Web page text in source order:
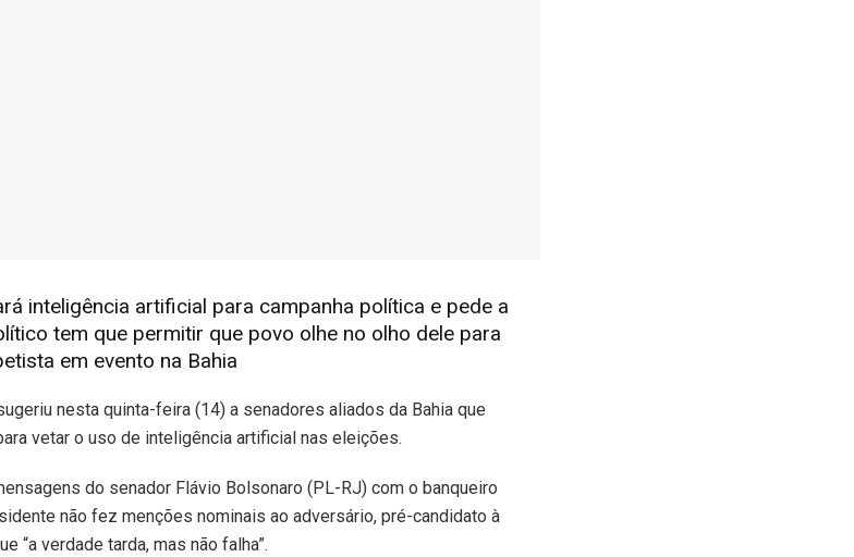
inteligência artificial para campanha política e pede a
tem que permitir que povo olhe no olho dele para
em evento na Bahia
nesta quinta-feira (14) a senadores aliados da Bahia que
vetar o uso de inteligência artificial nas eleições.
do senador Flávio Bolsonaro (PL-RJ) com o banqueiro
não fez menções nominais ao adversário, pré-candidato à
“a verdade tarda, mas não falha”.